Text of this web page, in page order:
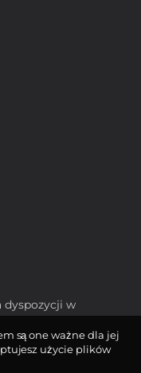
dyspozycji w
są one ważne dla jej
użycie plików